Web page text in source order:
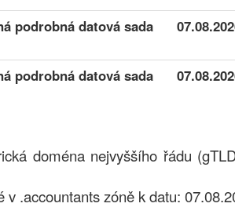
podrobná datová sada
podrobná datová sada
doména nejvyššího řádu
v .accountants zóně k datu: